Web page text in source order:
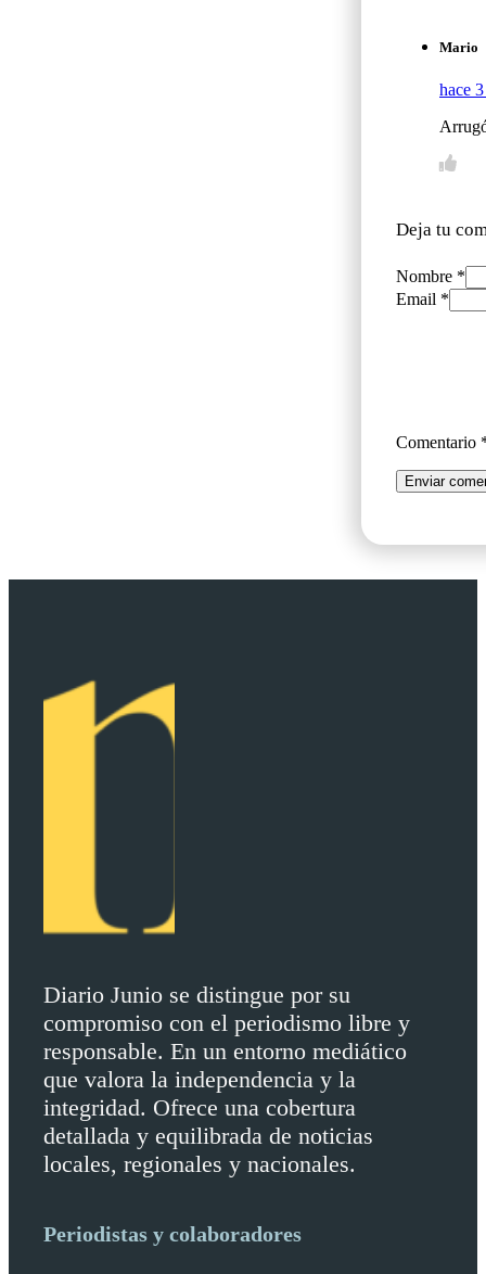
Mario
hace
Deja tu
Nombre *
Email *
Comentario
Diario Junio se distingue por su
compromiso con el periodismo libre y
responsable. En un entorno mediático
que valora la independencia y la
integridad. Ofrece una cobertura
detallada y equilibrada de noticias
locales, regionales y nacionales.
Periodistas y colaboradores